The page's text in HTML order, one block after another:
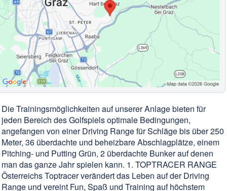
Die Trainingsmöglichkeiten auf unserer Anlage bieten für
jeden Bereich des Golfspiels optimale Bedingungen,
angefangen von einer Driving Range für Schläge bis über 250
Meter, 36 überdachte und beheizbare Abschlagplätze, einem
Pitching- und Putting Grün, 2 überdachte Bunker auf denen
man das ganze Jahr spielen kann. 1. TOPTRACER RANGE
Österreichs Toptracer verändert das Leben auf der Driving
Range und vereint Fun, Spaß und Training auf höchstem